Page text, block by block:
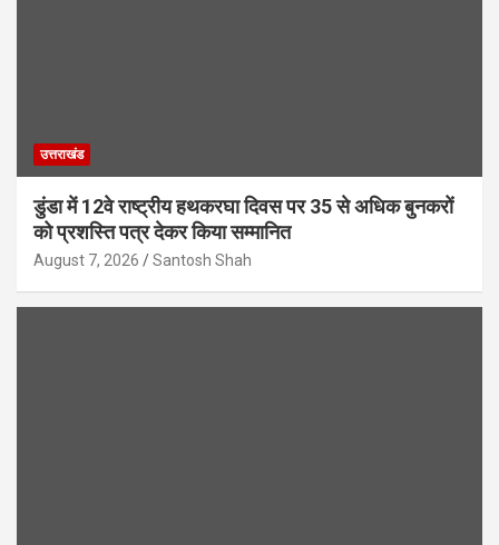
उत्तराखंड
डुंडा में 12वे राष्ट्रीय हथकरघा दिवस पर 35 से अधिक बुनकरों
को प्रशस्ति पत्र देकर किया सम्मानित
August 7, 2026 Santosh Shah